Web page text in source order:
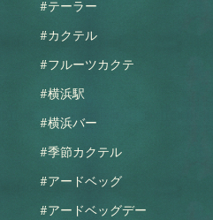
#テーラー
#カクテル
#フルーツカクテ
#横浜駅
#横浜バー
#季節カクテル
#アードベッグ
#アードベッグデー